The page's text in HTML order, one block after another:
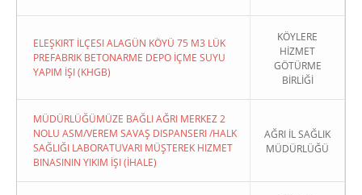
ELEŞKIRT İLÇESI ALAGÜN KÖYÜ 75 M3 LÜK
PREFABRIK BETONARME DEPO İÇME SUYU
YAPIM İŞI (KHGB)
KÖYLERE
HİZMET
GÖTÜRME
BİRLİĞİ
MÜDÜRLÜĞÜMÜZE BAĞLI AĞRI MERKEZ 2
NOLU ASM/VEREM SAVAŞ DISPANSERI /HALK
SAĞLIĞI LABORATUVARI MÜŞTEREK HIZMET
BINASININ YIKIM İŞI (İHALE)
AĞRI İL SAĞLIK
MÜDÜRLÜĞÜ